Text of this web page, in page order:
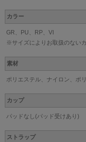
カラー
GR、PU、RP、VI
※サイズによりお取扱のない
素材
ポリエステル、ナイロン、ポ
カップ
パッドなし(パッド受けあり)
ストラップ